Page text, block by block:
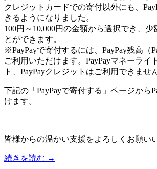
クレジットカードでの寄付以外にも、
きるようになりました。
100円～10,000円の金額から選択でき、少
とができます。
※PayPayで寄付するには、PayPay残高（
ご利用いただけます。PayPayマネーライ
ト、PayPayクレジットはご利用できませ
下記の「PayPayで寄付する」ページから
けます。
皆様からの温かい支援をよろしくお願い
続きを読む →